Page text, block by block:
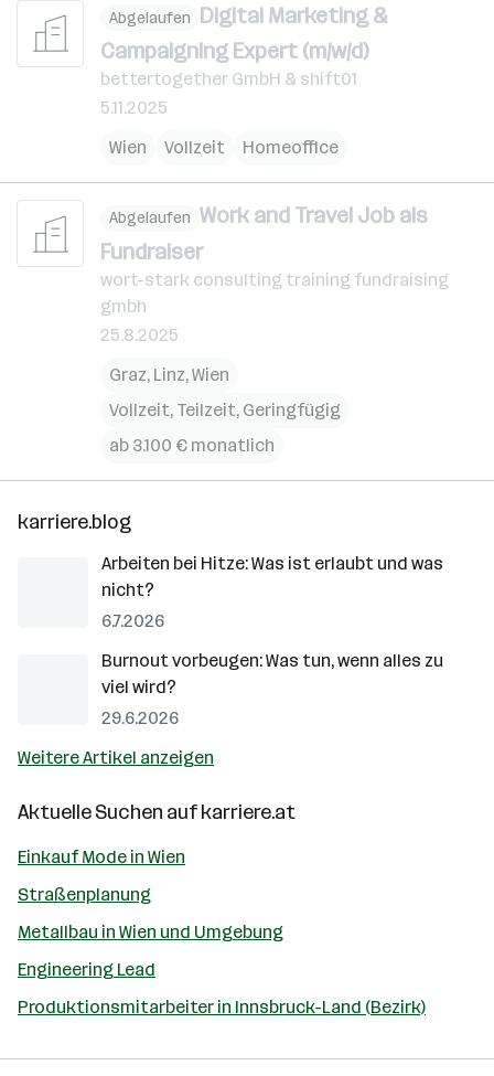
Abgelaufen Digital Marketing &
Campaigning Expert (m/w/d)
bettertogether GmbH & shift01
5.11.2025
Wien
Vollzeit Homeoffice
Abgelaufen Work and Travel Job als
Fundraiser
wort-stark consulting training fundraising
gmbh
25.8.2025
Graz, Linz,Wien
Vollzeit, Teilzeit, Geringfügig
ab 3.100 € monatlich
karriere.blog
Arbeiten bei Hitze: Was ist erlaubt und was
nicht?
6.7.2026
Burnout vorbeugen: Was tun, wenn alles zu
viel wird?
29.6.2026
Weitere Artikel anzeigen
Aktuelle Suchen aufkarriere.at
Einkauf Mode in Wien
Straßenplanung
Metallbau in Wien und Umgebung
Engineering Lead
Produktionsmitarbeiter in Innsbruck-Land (Bezirk)